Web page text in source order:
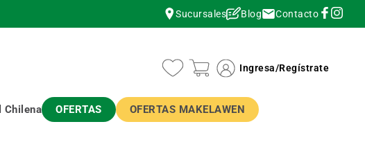
Sucursales Blog Contacto
Ingresa/Regístrate
Chilena OFERTAS OFERTAS MAKELAWEN